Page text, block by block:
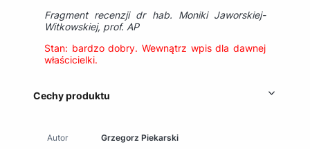
Fragment recenzji dr hab. Moniki Jaworskiej-
Witkowskiej, prof. AP
Stan: bardzo dobry. Wewnątrz wpis dla dawnej
właścicielki.
Cechy produktu
Autor Grzegorz Piekarski